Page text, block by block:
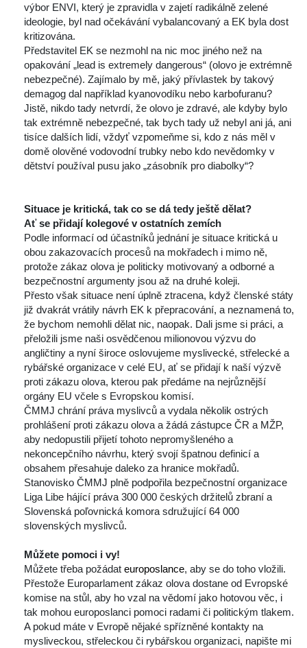
výbor ENVI, který je zpravidla v zajetí radikálně zelené
ideologie, byl nad očekávání vybalancovaný a EK byla dost
kritizována.
Představitel EK se nezmohl na nic moc jiného než na
opakování „lead is extremely dangerous“ (olovo je extrémně
nebezpečné). Zajímalo by mě, jaký přívlastek by takový
demagog dal například kyanovodíku nebo karbofuranu?
Jistě, nikdo tady netvrdí, že olovo je zdravé, ale kdyby bylo
tak extrémně nebezpečné, tak bych tady už nebyl ani já, ani
tisíce dalších lidí, vždyť vzpomeňme si, kdo z nás měl v
domě olověné vodovodní trubky nebo kdo nevědomky v
dětství používal pusu jako „zásobník pro diabolky“?
Situace je kritická, tak co se dá tedy ještě dělat?
Ať se přidají kolegové v ostatních zemích
Podle informací od účastníků jednání je situace kritická u
obou zakazovacích procesů na mokřadech i mimo ně,
protože zákaz olova je politicky motivovaný a odborné a
bezpečnostní argumenty jsou až na druhé koleji.
Přesto však situace není úplně ztracena, když členské státy
již dvakrát vrátily návrh EK k přepracování, a neznamená to,
že bychom nemohli dělat nic, naopak. Dali jsme si práci, a
přeložili jsme naši osvědčenou milionovou výzvu do
angličtiny a nyní široce oslovujeme myslivecké, střelecké a
rybářské organizace v celé EU, ať se přidají k naší výzvě
proti zákazu olova, kterou pak předáme na nejrůznější
orgány EU včele s Evropskou komisí.
ČMMJ chrání práva myslivců a vydala několik ostrých
prohlášení proti zákazu olova a žádá zástupce ČR a MŽP,
aby nedopustili přijetí tohoto nepromyšleného a
nekoncepčního návrhu, který svojí špatnou definicí a
obsahem přesahuje daleko za hranice mokřadů.
Stanovisko ČMMJ plně podpořila bezpečnostní organizace
Liga Libe hájící práva 300 000 českých držitelů zbraní a
Slovenská poľovnická komora sdružující 64 000
lovenských myslivců.
Můžete pomoci i vy!
Můžete třeba požádat europoslance, aby se do toho vložili.
Přestože Europarlament zákaz olova dostane od Evropské
komise na stůl, aby ho vzal na vědomí jako hotovou věc, i
tak mohou europoslanci pomoci radami či politickým tlakem.
A pokud máte v Evropě nějaké spřízněné kontakty na
mysliveckou, střeleckou či rybářskou organizaci, napište mi